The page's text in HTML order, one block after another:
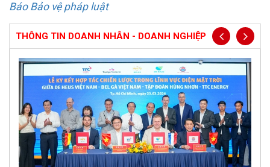
Báo Bảo vệ pháp luật
THÔNG TIN DOANH NHÂN - DOANH NGHIỆP